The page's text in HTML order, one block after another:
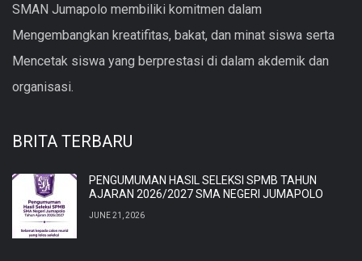
SMAN Jumapolo membiliki komitmen dalam
Mengembangkan kreatifitas, bakat, dan minat siswa serta
Mencetak siswa yang berprestasi di dalam akdemik dan
organisasi.
BRITA TERBARU
PENGUMUMAN HASIL SELEKSI SPMB TAHUN
AJARAN 2026/2027 SMA NEGERI JUMAPOLO
JUNE 21, 2026